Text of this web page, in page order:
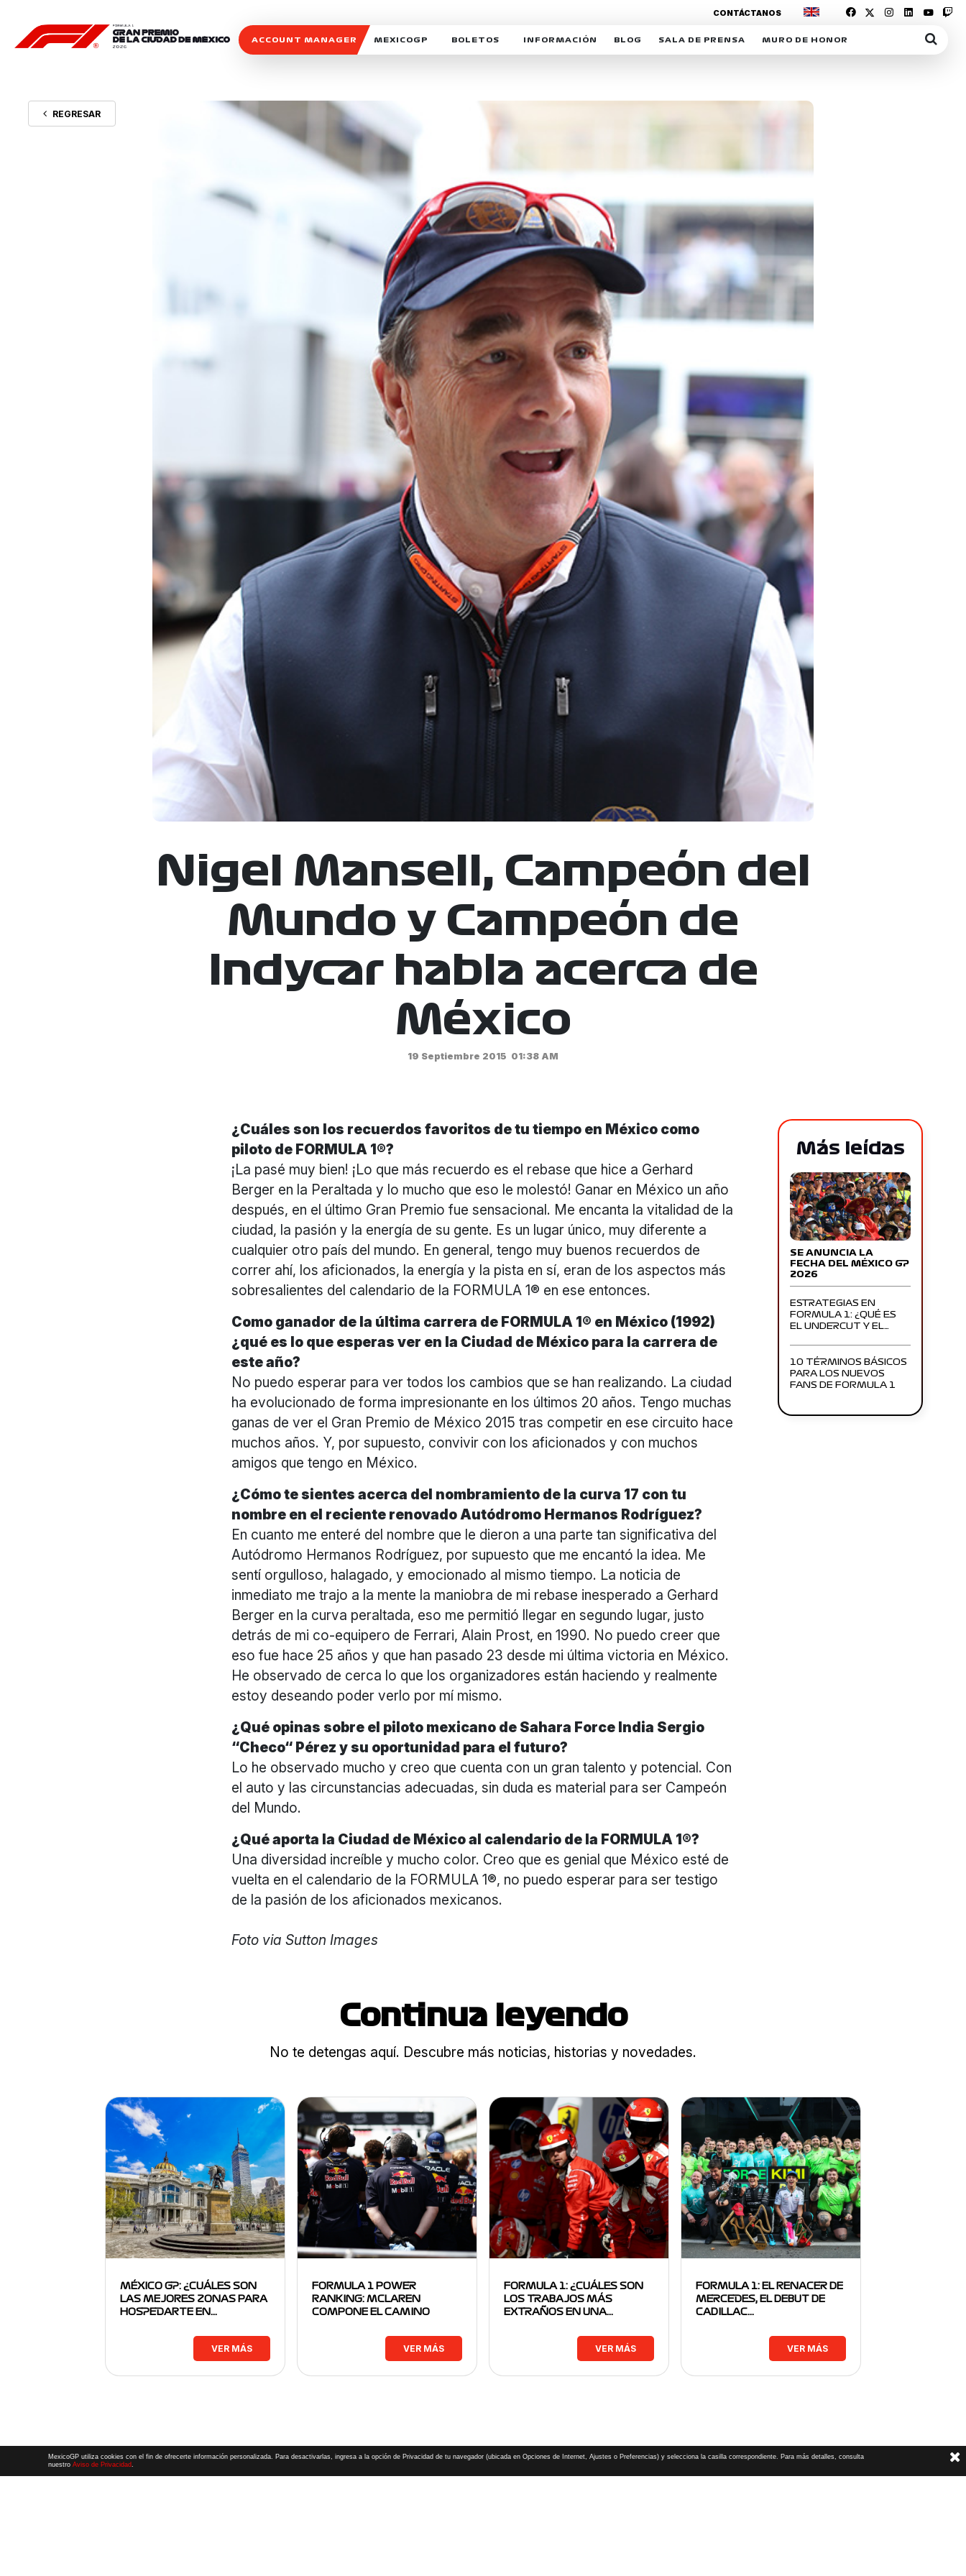
ACCOUNT MANAGER MEXICOGP
CELEBRA CON NOSOTROS
BOLETOS INFORMACIÓN
VOLUNTARIOS
EXPOSICIÓN FOTOGRÁFICA
CAMPEONATO
PATROCINADORES
LEGALES TICKETMASTER
BLOG SALA DE PRENSA MURO DE HONOR
CONTÁCTANOS
REGRESAR
Nigel Mansell, Campeón del
Mundo y Campeón de
Indycar habla acerca de
México
19 Septiembre 2015 01:38 AM
¿Cuáles son los recuerdos favoritos de tu tiempo en México como
piloto de FORMULA 1®?
¡La pasé muy bien! ¡Lo que más recuerdo es el rebase que hice a Gerhard
Berger en la Peraltada y lo mucho que eso le molestó! Ganar en México un año
después, en el último Gran Premio fue sensacional. Me encanta la vitalidad de la
ciudad, la pasión y la energía de su gente. Es un lugar único, muy diferente a
cualquier otro país del mundo. En general, tengo muy buenos recuerdos de
correr ahí, los aficionados, la energía y la pista en sí, eran de los aspectos más
sobresalientes del calendario de la FORMULA 1® en ese entonces.
Como ganador de la última carrera de FORMULA 1® en México (1992)
¿qué es lo que esperas ver en la Ciudad de México para la carrera de
este año?
No puedo esperar para ver todos los cambios que se han realizando. La ciudad
ha evolucionado de forma impresionante en los últimos 20 años. Tengo muchas
ganas de ver el Gran Premio de México 2015 tras competir en ese circuito hace
muchos años. Y, por supuesto, convivir con los aficionados y con muchos
amigos que tengo en México.
¿Cómo te sientes acerca del nombramiento de la curva 17 con tu
nombre en el reciente renovado Autódromo Hermanos Rodríguez?
En cuanto me enteré del nombre que le dieron a una parte tan significativa del
Autódromo Hermanos Rodríguez, por supuesto que me encantó la idea. Me
sentí orgulloso, halagado, y emocionado al mismo tiempo. La noticia de
inmediato me trajo a la mente la maniobra de mi rebase inesperado a Gerhard
Berger en la curva peraltada, eso me permitió llegar en segundo lugar, justo
detrás de mi co-equipero de Ferrari, Alain Prost, en 1990. No puedo creer que
eso fue hace 25 años y que han pasado 23 desde mi última victoria en México.
He observado de cerca lo que los organizadores están haciendo y realmente
estoy deseando poder verlo por mí mismo.
¿Qué opinas sobre el piloto mexicano de Sahara Force India Sergio
“Checo“ Pérez y su oportunidad para el futuro?
Lo he observado mucho y creo que cuenta con un gran talento y potencial. Con
el auto y las circunstancias adecuadas, sin duda es material para ser Campeón
del Mundo.
¿Qué aporta la Ciudad de México al calendario de la FORMULA 1®?
Una diversidad increíble y mucho color. Creo que es genial que México esté de
vuelta en el calendario de la FORMULA 1®, no puedo esperar para ser testigo
de la pasión de los aficionados mexicanos.
Foto via Sutton Images
Más leídas
SE ANUNCIA LA
FECHA DEL MÉXICO GP
2026
ESTRATEGIAS EN
FORMULA 1: ¿QUÉ ES
EL UNDERCUT Y EL…
10 TÉRMINOS BÁSICOS
PARA LOS NUEVOS
FANS DE FORMULA 1
Continua leyendo
No te detengas aquí. Descubre más noticias, historias y novedades.
MÉXICO GP: ¿CUÁLES SON
LAS MEJORES ZONAS PARA
HOSPEDARTE EN…
VER MÁS
FORMULA 1 POWER
RANKING: MCLAREN
COMPONE EL CAMINO
VER MÁS
FORMULA 1: ¿CUÁLES SON
LOS TRABAJOS MÁS
EXTRAÑOS EN UNA…
VER MÁS
FORMULA 1: EL RENACER DE
MERCEDES, EL DEBUT DE
CADILLAC…
VER MÁS
MexicoGP utiliza cookies con el fin de ofrecerte información personalizada. Para desactivarlas, ingresa a la opción de Privacidad de tu navegador (ubicada en Opciones de Internet, Ajustes o Preferencias) y selecciona la casilla correspondiente. Para más detalles, consulta
nuestroAviso de Privacidad.